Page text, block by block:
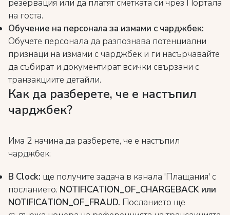
резервация или да платят сметката си чрез Портала
на госта.
Обучение на персонала за измами с чарджбек:
Обучете персонала да разпознава потенциални
признаци на измами с чарджбек и ги насърчавайте
да събират и документират всички свързани с
транзакциите детайли.
Как да разберете, че е настъпил
чарджбек?
Има 2 начина да разберете, че е настъпил
чарджбек:
В Clock: ще получите задача в канала 'Плащания' с
посланието: NOTIFICATION_OF_CHARGEBACK или
NOTIFICATION_OF_FRAUD. Посланието ще